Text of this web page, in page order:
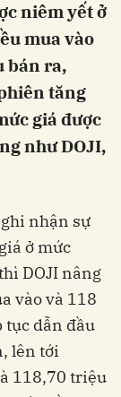
niêm yết ở
mua vào
bán ra,
tăng
giá được
như DOJI,
nhận sự
ở mức
DOJI nâng
vào và 118
dẫn đầu
lên tới
118,70 triệu